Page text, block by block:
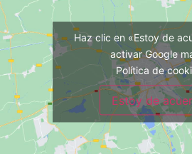
Haz clic en «Estoy de
activar Google
Política de
Estoy de